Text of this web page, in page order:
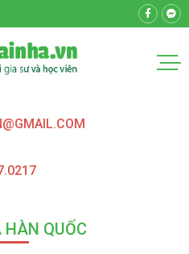
QUỐC